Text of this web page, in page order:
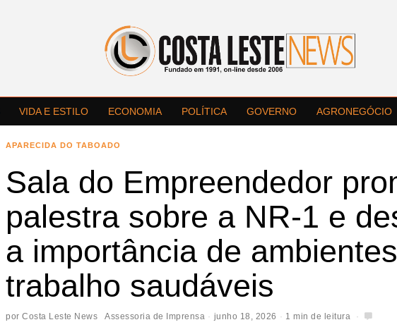
VIDA E ESTILO ECONOMIA POLÍTICA GOVERNO AGRONEGÓCIO
APARECIDA DO TABOADO
Sala do Empreendedor
palestra sobre a NR-1 e
a importância de
trabalho saudáveis
por Costa Leste News Assessoria de Imprensa junho 18, 2026 1 min de leitura